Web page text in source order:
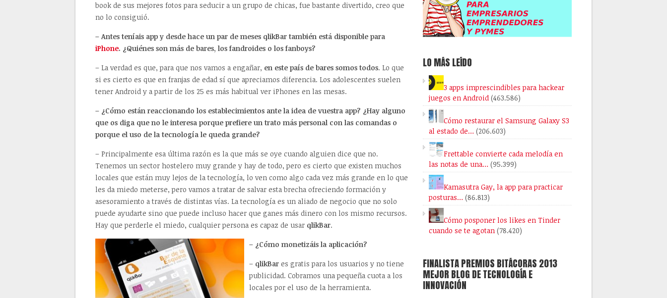
book de sus mejores fotos para seducir a un grupo de chicas, fue bastante divertido, creo que
no lo consiguió.
– Antes teníais app y desde hace un par de meses qlikBar también está disponible para
iPhone. ¿Quiénes son más de bares, los fandroides o los fanboys?
– La verdad es que, para que nos vamos a engañar, en este país de bares somos todos. Lo que
si es cierto es que en franjas de edad sí que apreciamos diferencia. Los adolescentes suelen
tener Android y a partir de los 25 es más habitual ver iPhones en las mesas.
– ¿Cómo están reaccionando los establecimientos ante la idea de vuestra app? ¿Hay alguno
que os diga que no le interesa porque prefiere un trato más personal con las comandas o
porque el uso de la tecnología le queda grande?
– Principalmente esa última razón es la que más se oye cuando alguien dice que no.
Tenemos un sector hostelero muy grande y hay de todo, pero es cierto que existen muchos
locales que están muy lejos de la tecnología, lo ven como algo cada vez más grande en lo que
les da miedo meterse, pero vamos a tratar de salvar esta brecha ofreciendo formación y
asesoramiento a través de distintas vías. La tecnología es un aliado de negocio que no solo
puede ayudarte sino que puede incluso hacer que ganes más dinero con los mismo recursos.
Hay que perderle el miedo, cualquier persona es capaz de usar qlikBar.
– ¿Cómo monetizáis la aplicación?
– qlikBar es gratis para los usuarios y no tiene
publicidad. Cobramos una pequeña cuota a los
locales por el uso de la herramienta.
LO MÁS LEÍDO
3 apps imprescindibles para hackear
juegos en Android (463.586)
Cómo restaurar el Samsung Galaxy S3
al estado de… (206.603)
Frettable convierte cada melodía en
las notas de una… (95.399)
Kamasutra Gay, la app para practicar
posturas… (86.813)
Cómo posponer los likes en Tinder
cuando se te agotan (78.420)
FINALISTA PREMIOS BITÁCORAS 2013
MEJOR BLOG DE TECNOLOGÍA E
INNOVACIÓN